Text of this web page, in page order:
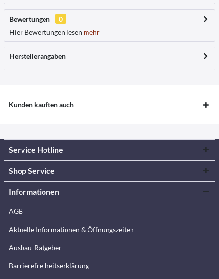
Bewertungen
0
Hier Bewertungen lesen mehr
Herstellerangaben
Kunden kauften auch
Service Hotline
Shop Service
Informationen
AGB
Aktuelle Informationen & Öffnungszeiten
Ausbau-Ratgeber
Barrierefreiheitserklärung